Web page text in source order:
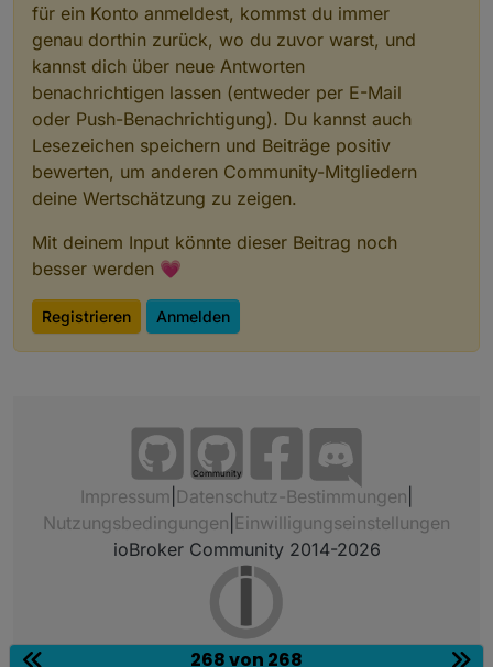
für ein Konto anmeldest, kommst du immer
genau dorthin zurück, wo du zuvor warst, und
kannst dich über neue Antworten
benachrichtigen lassen (entweder per E-Mail
oder Push-Benachrichtigung). Du kannst auch
Lesezeichen speichern und Beiträge positiv
bewerten, um anderen Community-Mitgliedern
deine Wertschätzung zu zeigen.
Mit deinem Input könnte dieser Beitrag noch
besser werden 💗
Registrieren Anmelden
Community
Impressum Datenschutz-Bestimmungen
Nutzungsbedingungen Einwilligungseinstellungen
ioBroker Community 2014-2026
268 von 268